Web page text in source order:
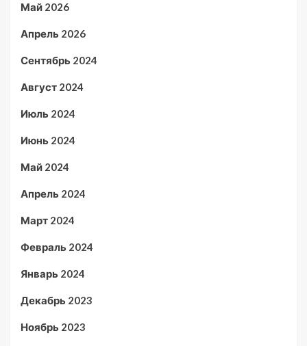
Май 2026
Апрель 2026
Сентябрь 2024
Август 2024
Июль 2024
Июнь 2024
Май 2024
Апрель 2024
Март 2024
Февраль 2024
Январь 2024
Декабрь 2023
Ноябрь 2023